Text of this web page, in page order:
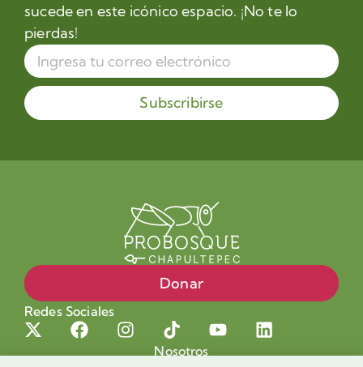
sucede en este icónico espacio. ¡No te lo
pierdas!
Subscribirse
Donar
Redes Sociales
Nosotros